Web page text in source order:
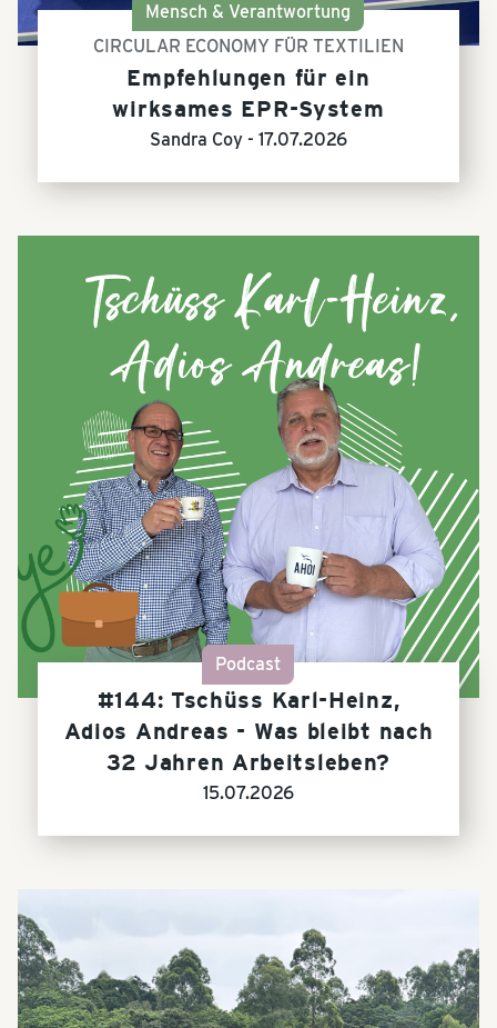
Mensch & Verantwortung
CIRCULAR ECONOMY FÜR TEXTILIEN
Empfehlungen für ein
wirksames EPR-System
Sandra Coy - 17.07.2026
Podcast
#144: Tschüss Karl-Heinz,
Adios Andreas - Was bleibt nach
32 Jahren Arbeitsleben?
15.07.2026